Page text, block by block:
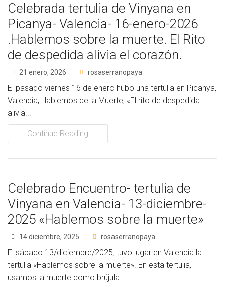
Celebrada tertulia de Vinyana en
Picanya- Valencia- 16-enero-2026
.Hablemos sobre la muerte. El Rito
de despedida alivia el corazón.
21 enero, 2026 rosaserranopaya
El pasado viernes 16 de enero hubo una tertulia en Picanya,
Valencia, Hablemos de la Muerte, «El rito de despedida
alivia...
Continue Reading
Celebrado Encuentro- tertulia de
Vinyana en Valencia- 13-diciembre-
2025 «Hablemos sobre la muerte»
14 diciembre, 2025 rosaserranopaya
El sábado 13/diciembre/2025, tuvo lugar en Valencia la
tertulia «Hablemos sobre la muerte». En esta tertulia,
usamos la muerte como brújula...